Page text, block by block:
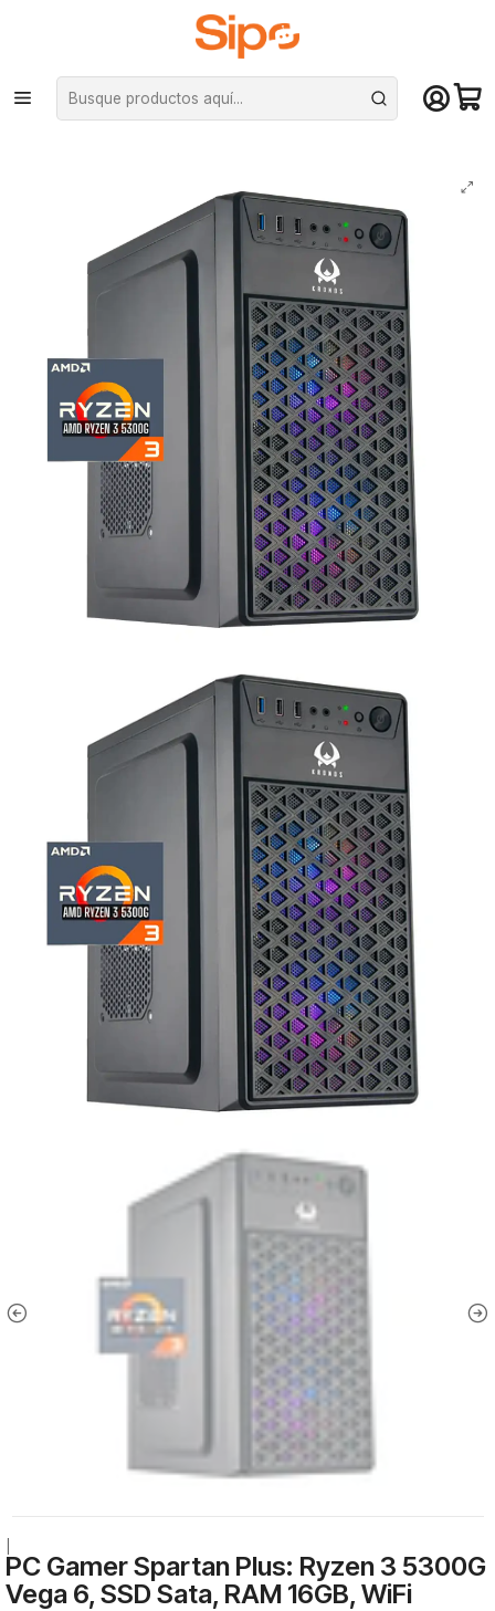
¡Compra hasta mediodía y recibe hoy! De lunes a sábado en el gran
Santiago. Envío gratis desde $29.990
Inicio Pc Armadas Pc Entrada
PC Gamer Spartan Plus: Ryzen 3 5300G Vega 6, SSD Sata, RAM 16GB,
WiFi
PC Gamer Spartan Plus: Ryzen 3 5300G
Vega 6, SSD Sata, RAM 16GB, WiFi